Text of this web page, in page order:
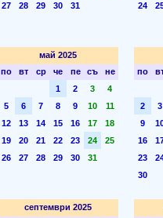
27
28 29 30 31
24
май 2025
по
вт ср че пе съ
не
1
2 3
4
5
6 7 8 9 10
11
12
13 14 15 16 17
18
19
20 21 22 23 24
25
26
27 28 29 30 31
по
2
3
9
16
23
30
септември 2025